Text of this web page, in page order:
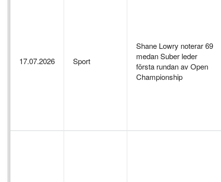
17.07.2026 Sport
Shane Lowry noterar 69
medan Suber leder
första rundan av Open
Championship